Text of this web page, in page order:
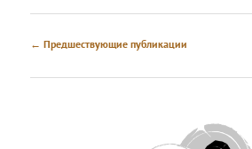
Навигация
записям
← Предшествующие публикации